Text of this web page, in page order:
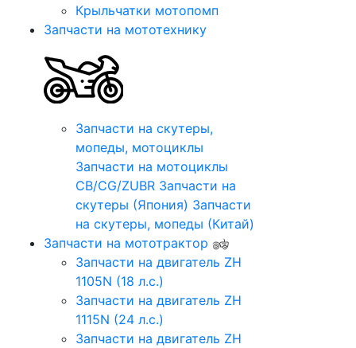
Крыльчатки мотопомп
Запчасти на мототехнику
Запчасти на скутеры,
мопеды, мотоциклы
Запчасти на мотоциклы
CB/CG/ZUBR Запчасти на
скутеры (Япония) Запчасти
на скутеры, мопеды (Китай)
Запчасти на мототрактор
Запчасти на двигатель ZH
1105N (18 л.с.)
Запчасти на двигатель ZH
1115N (24 л.с.)
Запчасти на двигатель ZH